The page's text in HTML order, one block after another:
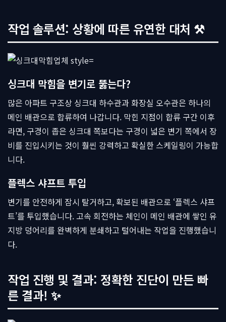
작업 솔루션: 상황에 따른 유연한 대처 ⚒
싱크대 막힘을 변기로 뚫는다?
많은 아파트 구조상 싱크대 하수관과 화장실 오수관은 하나의
메인 배관으로 합류하여 나갑니다. 막힌 지점이 합류 구간 이후
라면, 구경이 좁은 싱크대 쪽보다는 구경이 넓은 변기 쪽에서 장
비를 진입시키는 것이 훨씬 강력하고 확실한 스케일링이 가능합
니다.
플렉스 샤프트 투입
변기를 안전하게 잠시 탈거하고, 확보된 배관으로 ‘플렉스 샤프
트’를 투입했습니다. 고속 회전하는 체인이 메인 배관에 쌓인 유
지방 덩어리를 완벽하게 분쇄하고 털어내는 작업을 진행했습니
다.
작업 진행 및 결과: 정확한 진단이 만든 빠
른 결과! ✨